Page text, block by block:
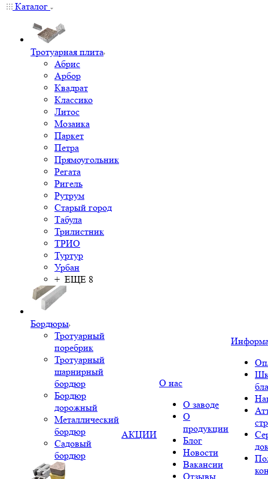
Каталог
Тротуарная плита
Абрис
Арбор
Квадрат
Классико
Литос
Мозаика
Паркет
Петра
Прямоугольник
Регата
Ригель
Рутрум
Старый город
Табула
Трилистник
ТРИО
Туртур
Урбан
+ ЕЩЕ 8
Бордюры
Тротуарный
поребрик
Тротуарный
шарнирный
бордюр
Бордюр
дорожный
Металлический
бордюр
Садовый
бордюр
АКЦИИ
О нас
О заводе
О
продукции
Блог
Новости
Вакансии
Отзывы